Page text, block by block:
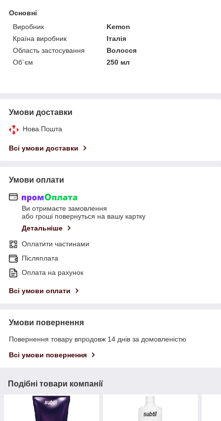
Основні
Виробник
Kemon
Країна виробник
Італія
Область застосування
Волосся
Об`єм
250 мл
Умови доставки
Нова Пошта
Всі умови доставки
Умови оплати
Ви отримаєте замовлення
або гроші повернуться на вашу картку
Детальніше
Оплатити частинами
Післяплата
Оплата на рахунок
Всі умови оплати
Умови повернення
Повернення товару впродовж 14 днів за домовленістю
Всі умови повернення
Подібні товари компанії